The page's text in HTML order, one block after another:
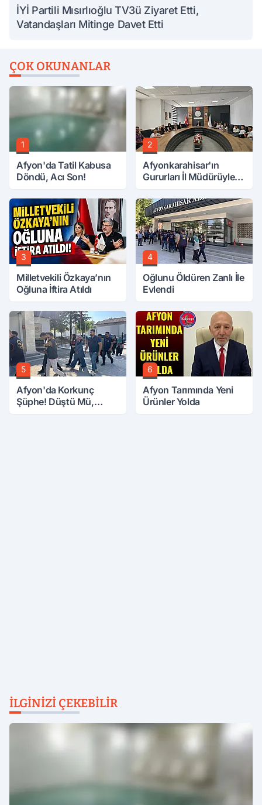
İYİ Partili Mısırlıoğlu TV3ü Ziyaret Etti,
Vatandaşları Mitinge Davet Etti
ÇOK OKUNANLAR
1
Afyon'da Tatil Kabusa
Döndü, Acı Son!
2
Afyonkarahisar'ın
Gururları İl Müdürüyle
3
Milletvekili Özkaya’nın
Oğluna İftira Atıldı
4
Oğlunu Öldüren Zanlı İle
Evlendi
5
Afyon'da Korkunç
Şüphe! Düştü Mü,
6
Afyon Tarımında Yeni
Ürünler Yolda
İLGINIZI ÇEKEBILIR